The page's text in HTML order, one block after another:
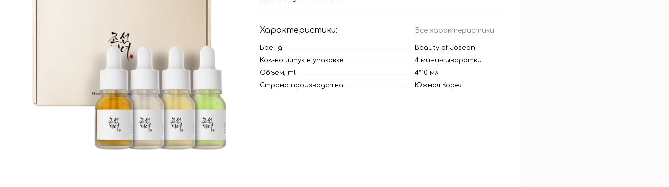
Характеристики: Все характеристики
Бренд
Beauty of Joseon
Кол-во штук в упаковке
4 мини-сыворотки
Объём, ml
4*10 мл
Страна производства
Южная Корея